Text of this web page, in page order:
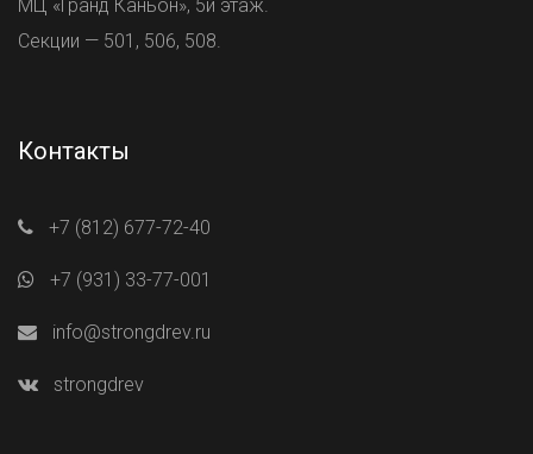
МЦ «Гранд Каньон», 5й этаж.
Секции — 501, 506, 508.
Контакты
+7 (812) 677-72-40
+7 (931) 33-77-001
info@strongdrev.ru
strongdrev